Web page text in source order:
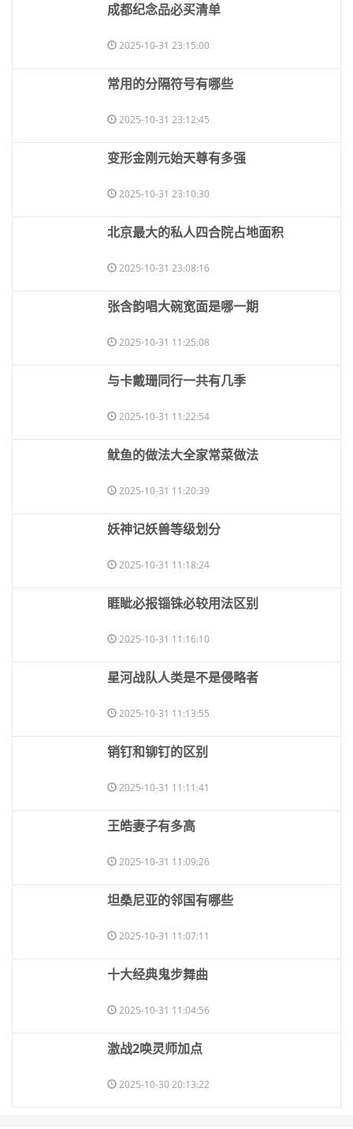
​成都纪念品必买清单
2025-10-31 23:15:00
​常用的分隔符号有哪些
2025-10-31 23:12:45
​变形金刚元始天尊有多强
2025-10-31 23:10:30
​北京最大的私人四合院占地面积
2025-10-31 23:08:16
​张含韵唱大碗宽面是哪一期
2025-10-31 11:25:08
​与卡戴珊同行一共有几季
2025-10-31 11:22:54
​鱿鱼的做法大全家常菜做法
2025-10-31 11:20:39
​妖神记妖兽等级划分
2025-10-31 11:18:24
​睚眦必报锱铢必较用法区别
2025-10-31 11:16:10
​星河战队人类是不是侵略者
2025-10-31 11:13:55
​销钉和铆钉的区别
2025-10-31 11:11:41
​王皓妻子有多高
2025-10-31 11:09:26
​坦桑尼亚的邻国有哪些
2025-10-31 11:07:11
​十大经典鬼步舞曲
2025-10-31 11:04:56
​激战2唤灵师加点
2025-10-30 20:13:22